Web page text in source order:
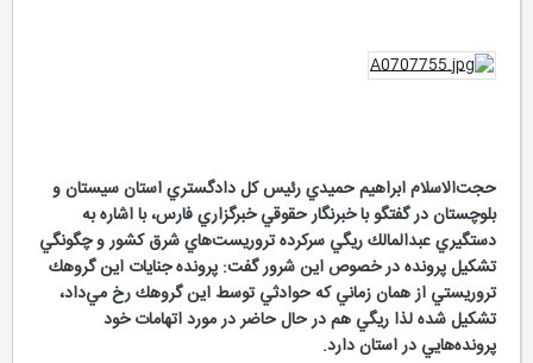
حجت‌‌‌الاسلام ابراهيم حميدي رئيس كل دادگستري استان سيستان و
بلوچستان در گفتگو با خبرنگار حقوقي خبرگزاري فارس، با اشاره به
دستگيري عبدالمالك ريگي سركرده تروريست‌هاي شرق كشور و چگونگي
تشكيل پرونده در خصوص اين شرور گفت: پرونده جنايات اين گروهك
تروريستي از همان زماني كه حوادثي توسط اين گروهك رخ مي‌داد،
تشكيل شده لذا ريگي هم در حال حاضر در مورد اتهامات خود
پرونده‌هايي در استان دارد.